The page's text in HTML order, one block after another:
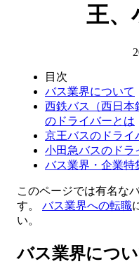
王、
目次
バス業界について
西鉄バス（西日本
のドライバーとは
京王バスのドライ
小田急バスのドラ
バス業界・企業特
このページでは有名な
す。 バス業界への転職
い。
バス業界につ